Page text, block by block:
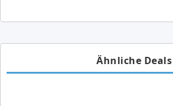
Ähnliche Deals